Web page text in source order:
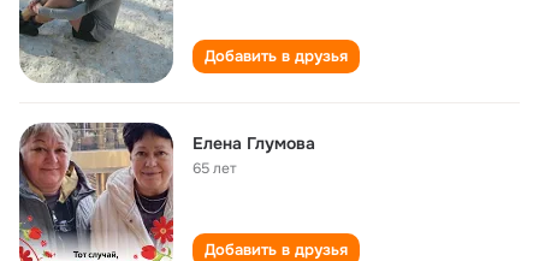
Добавить в друзья
Елена Глумова
65 лет
Добавить в друзья